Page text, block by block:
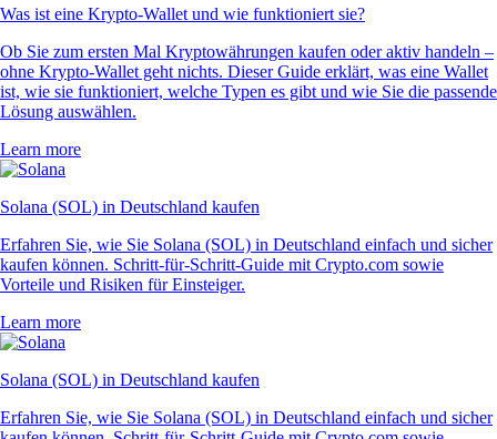
Was ist eine Krypto-Wallet und wie funktioniert sie?
Ob Sie zum ersten Mal Kryptowährungen kaufen oder aktiv handeln –
ohne Krypto-Wallet geht nichts. Dieser Guide erklärt, was eine Wallet
ist, wie sie funktioniert, welche Typen es gibt und wie Sie die passende
Lösung auswählen.
Learn more
Solana (SOL) in Deutschland kaufen
Erfahren Sie, wie Sie Solana (SOL) in Deutschland einfach und sicher
kaufen können. Schritt-für-Schritt-Guide mit Crypto.com sowie
Vorteile und Risiken für Einsteiger.
Learn more
Solana (SOL) in Deutschland kaufen
Erfahren Sie, wie Sie Solana (SOL) in Deutschland einfach und sicher